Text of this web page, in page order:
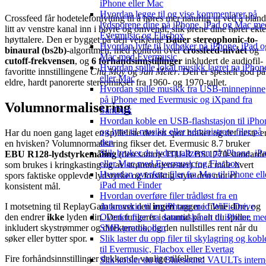
iPhone eller Mac
Hvordan legge til og vise kommentarer på
lydsporene dine på iPhone, iPad og Mac
Evermusic og Flacbox
Hvordan lytte til lydbøker på iPhone, iPad
Mac med Evermusic
Hvordan spille lokal musikk lagret pa
eller Mac
Hvordan spille musikk fra USB-minnepinne
på iPhone med Evermusic og iXpand fra
SanDisk
Hvordan koble en USB-flashstasjon til
og lytte til musikk eller administrere filer på
den
Slik bruker du lydequalizeren på iPhone,
eller Mac med Evermusic og Flacbox
Hvordan overføre filer fra Mac til iPhone
iPad med Finder
Hvordan overføre filer trådløst fra en
datamaskin til en iPhone med WiFi-Drive
Overfør filer fra datamaskinen til iPhone
SMB-protokollen
Slik laster du opp filer til skylagring og
til Evermusic, Flacbox eller Evertag
Slik kobler du til Bluesound VAULTs
Crossfeed får hodetelefonlytting til å høres mer naturlig ut ved å
litt av venstre kanal inn i høyre og omvendt, slik ørene dine hører ekte
høyttalere. Den er bygget på den velkjenteBauer stereophonic-to-
binaural (bs2b)-algoritmen, med kontroll overcrossfeed-nivåetog
cutoff-frekvensen, og 6 forhåndsinnstillinger inkludert de audiofil-
favoritte innstillingene Chu MoyogJan Meier. Den er spesielt god på
eldre, hardt panorerte stereomikser fra 1960- og 1970-tallet.
Volumnormalisering
Har du noen gang laget en spilleliste der ett spor braker og det neste
en hvisken? Volumnormalisering fikser det. Evermusic 8.7 bruker
EBU R128-lydstyrkemåling(den samme ITU-R BS.1770-
som brukes i kringkasting og av strømmetjenester) for å måle hvert
spors faktiske opplevde lydstyrke og forsiktig styre den mot et
konsistent mål.
I motsetning til ReplayGain krever deningentagger i filene dine, og
den endrerikke lyden din. Den fungerer i sanntid på alt du spiller,
inkludert skystrømmer og direkteradio, og den nullstilles rent når du
søker eller bytter spor.
Fire forhåndsinnstillinger dekker de vanlige tilfellene: